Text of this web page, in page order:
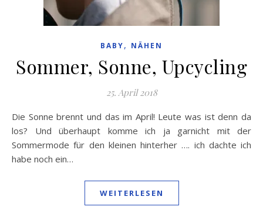
BABY, NÄHEN
Sommer, Sonne, Upcycling
25. April 2018
Die Sonne brennt und das im April! Leute was ist denn da
los? Und überhaupt komme ich ja garnicht mit der
Sommermode für den kleinen hinterher …. ich dachte ich
habe noch ein…
WEITERLESEN